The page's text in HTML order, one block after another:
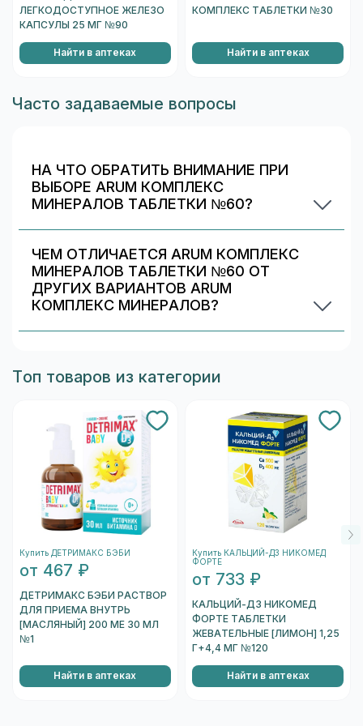
ЛЕГКОДОСТУПНОЕ ЖЕЛЕЗО
КАПСУЛЫ 25 МГ №90
Найти в аптеках
КОМПЛЕКС ТАБЛЕТКИ №30
Найти в аптеках
Часто задаваемые вопросы
НА ЧТО ОБРАТИТЬ ВНИМАНИЕ ПРИ
ВЫБОРЕ ARUM КОМПЛЕКС
МИНЕРАЛОВ ТАБЛЕТКИ №60?
Информация о составе указана на упаковке и в
карточке товара. При сомнениях
проконсультируйтесь со специалистом.
ЧЕМ ОТЛИЧАЕТСЯ ARUM КОМПЛЕКС
МИНЕРАЛОВ ТАБЛЕТКИ №60 ОТ
ДРУГИХ ВАРИАНТОВ ARUM
КОМПЛЕКС МИНЕРАЛОВ?
наличие в Химках.
Топ товаров из категории
Купить ДЕТРИМАКС БЭБИ
от 467 ₽
ДЕТРИМАКС БЭБИ РАСТВОР
ДЛЯ ПРИЕМА ВНУТРЬ
[МАСЛЯНЫЙ] 200 МЕ 30 МЛ
№1
Найти в аптеках
Купить КАЛЬЦИЙ-Д3 НИКОМЕД
ФОРТЕ
от 733 ₽
КАЛЬЦИЙ-Д3 НИКОМЕД
ФОРТЕ ТАБЛЕТКИ
ЖЕВАТЕЛЬНЫЕ [ЛИМОН] 1,25
Г+4,4 МГ №120
Найти в аптеках